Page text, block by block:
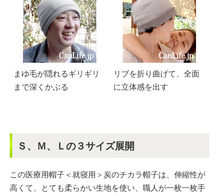
まゆ毛が隠れるギリギリ
まで深くかぶる
リブを折り曲げて、全面
に立体感を出す
Ｓ、Ｍ、Ｌの３サイズ展開
この医療用帽子＜就寝用＞炭のチカラ帽子は、伸縮性が
高くて、とても柔らかい生地を使い、職人が一枚一枚手